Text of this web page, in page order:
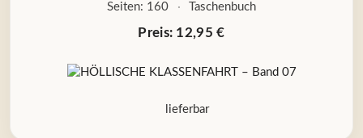
Seiten: 160
· Taschenbuch
Preis: 12,95 €
lieferbar